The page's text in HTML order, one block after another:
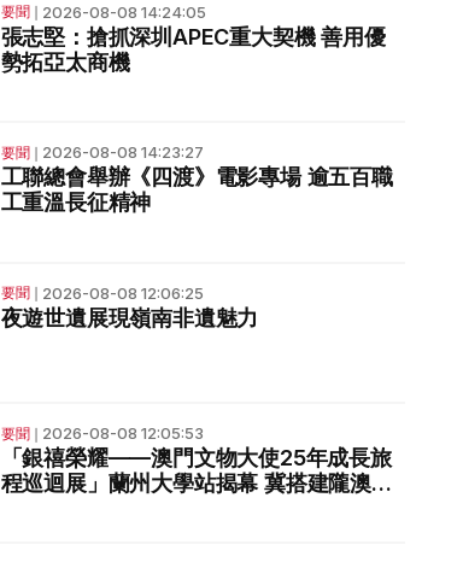
要聞 ❘ 2026-08-08 14:24:05
張志堅：搶抓深圳APEC重大契機 善用優
勢拓亞太商機
要聞 ❘ 2026-08-08 14:23:27
工聯總會舉辦《四渡》電影專場 逾五百職
工重溫長征精神
要聞 ❘ 2026-08-08 12:06:25
夜遊世遺展現嶺南非遺魅力
要聞❘ 2026-08-08 12:05:53
「銀禧榮耀——澳門文物大使25年成長旅
程巡迴展」蘭州大學站揭幕 冀搭建隴澳文